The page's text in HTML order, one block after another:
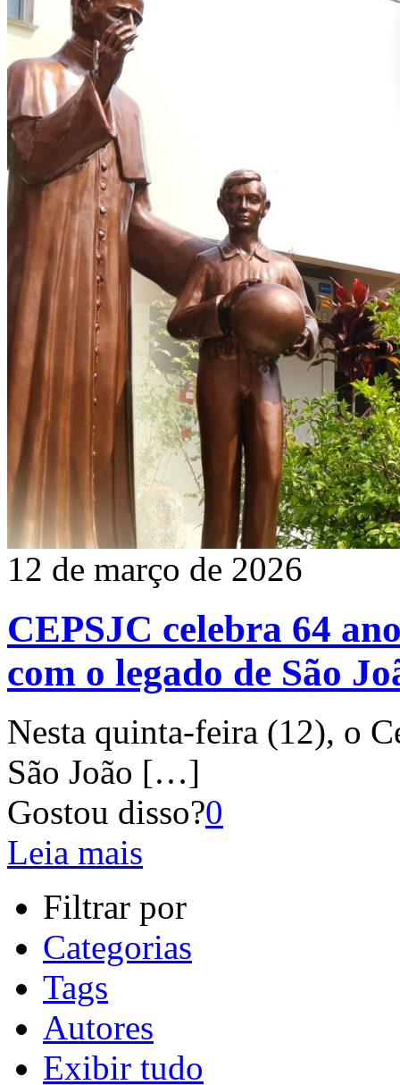
12 de março de 2026
CEPSJC celebra 64
com o legado de São
Nesta quinta-feira (12), o
São João […]
Gostou disso?0
Leia mais
Filtrar por
Categorias
Tags
Autores
Exibir tudo